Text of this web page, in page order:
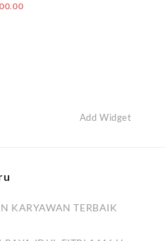
Add Widget
KARYAWAN TERBAIK